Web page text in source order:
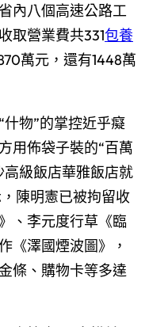
內八個高速公路工
取營業費共331包養
萬元，還有1448萬
物”的掌控近乎癡
用佈袋子裝的“百萬
級飯店華雅飯店就
陳明憲已被拘留收
、李元度行草《臨
《澤國煙波圖》，
條、購物卡等多達